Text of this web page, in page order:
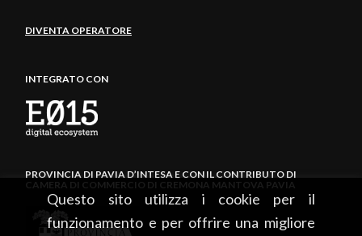
Questo sito utilizza i cookie per il
funzionamento e per offrire una migliore
DIVENTA OPERATORE
INTEGRATO CON
PROVINCIA DI PAVIA D’INTESA E CON IL CONTRIBUTO DI
CAMERA DI COMMERCIO DI CREMONA MANTOVA PAVIA